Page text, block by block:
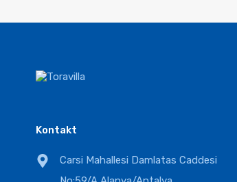
Kontakt
Carsi Mahallesi Damlatas Caddesi